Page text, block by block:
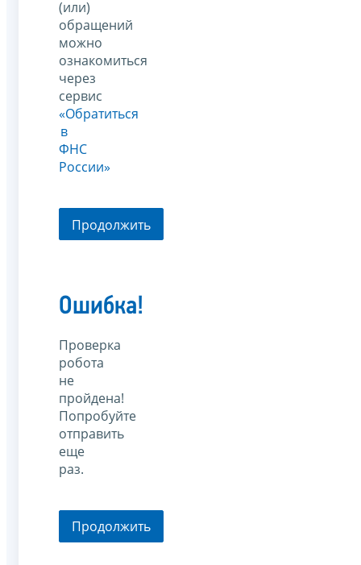
(или)
обращений
можно
ознакомиться
через
сервис
«Обратиться
в
ФНС
России»
Продолжить
Ошибка!
Проверка
робота
не
пройдена!
Попробуйте
отправить
еще
раз.
Продолжить